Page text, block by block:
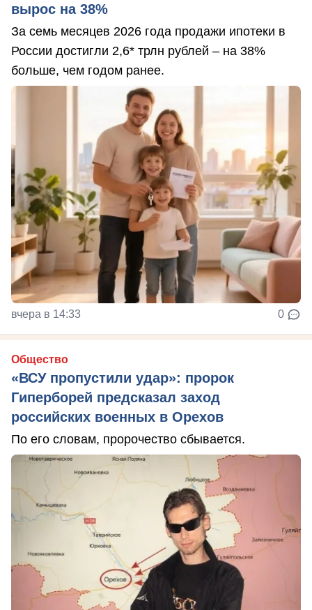
вырос на 38%
За семь месяцев 2026 года продажи ипотеки в
России достигли 2,6* трлн рублей – на 38%
больше, чем годом ранее.
вчера в 14:33 0
Общество
«ВСУ пропустили удар»: пророк
Гиперборей предсказал заход
российских военных в Орехов
По его словам, пророчество сбывается.